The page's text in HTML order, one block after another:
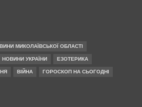
МИКОЛАЇВСЬКОЇ ОБЛАСТІ
НОВИНИ УКРАЇНИ ЕЗОТЕРИКА
ВІЙНА ГОРОСКОП НА СЬОГОДНІ